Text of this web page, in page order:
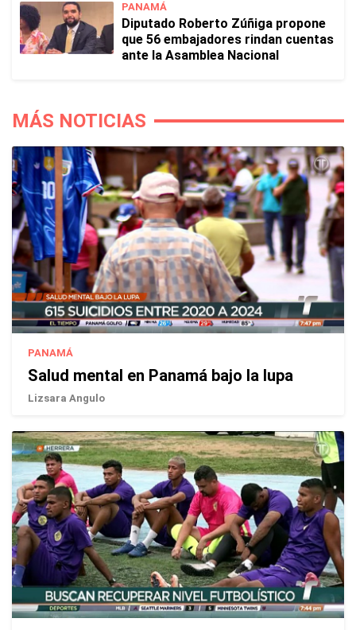
PANAMÁ
Diputado Roberto Zúñiga propone
que 56 embajadores rindan cuentas
ante la Asamblea Nacional
MÁS NOTICIAS
PANAMÁ
Salud mental en Panamá bajo la lupa
Lizsara Angulo